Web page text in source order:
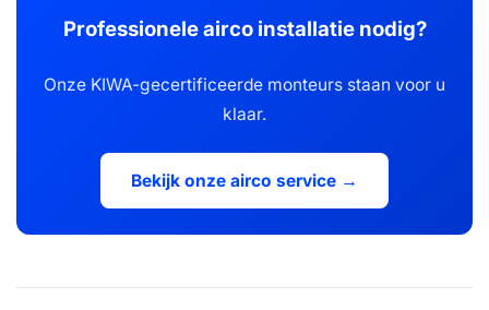
Professionele airco installatie nodig?
Onze KIWA-gecertificeerde monteurs staan voor u
klaar.
Bekijk onze airco service →